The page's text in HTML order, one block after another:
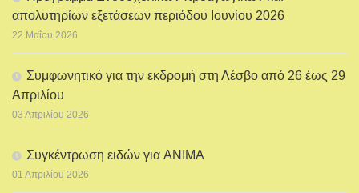
απολυτηρίων εξετάσεων περιόδου Ιουνίου 2026
22 Μαΐου 2026
Συμφωνητικό για την εκδρομή στη Λέσβο από 26 έως 29
Απριλίου
03 Απριλίου 2026
Συγκέντρωση ειδών για ANIMA
01 Απριλίου 2026